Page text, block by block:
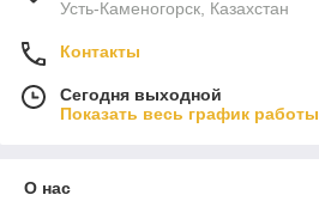
Усть-Каменогорск, Казахстан
Контакты
Сегодня выходной
Показать весь график работы
О нас